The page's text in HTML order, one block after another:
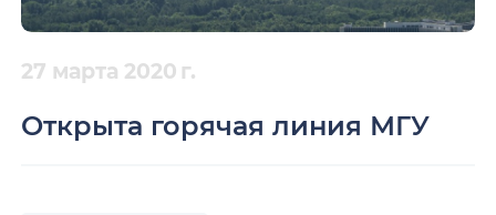
27 марта 2020 г.
Открыта горячая линия МГУ